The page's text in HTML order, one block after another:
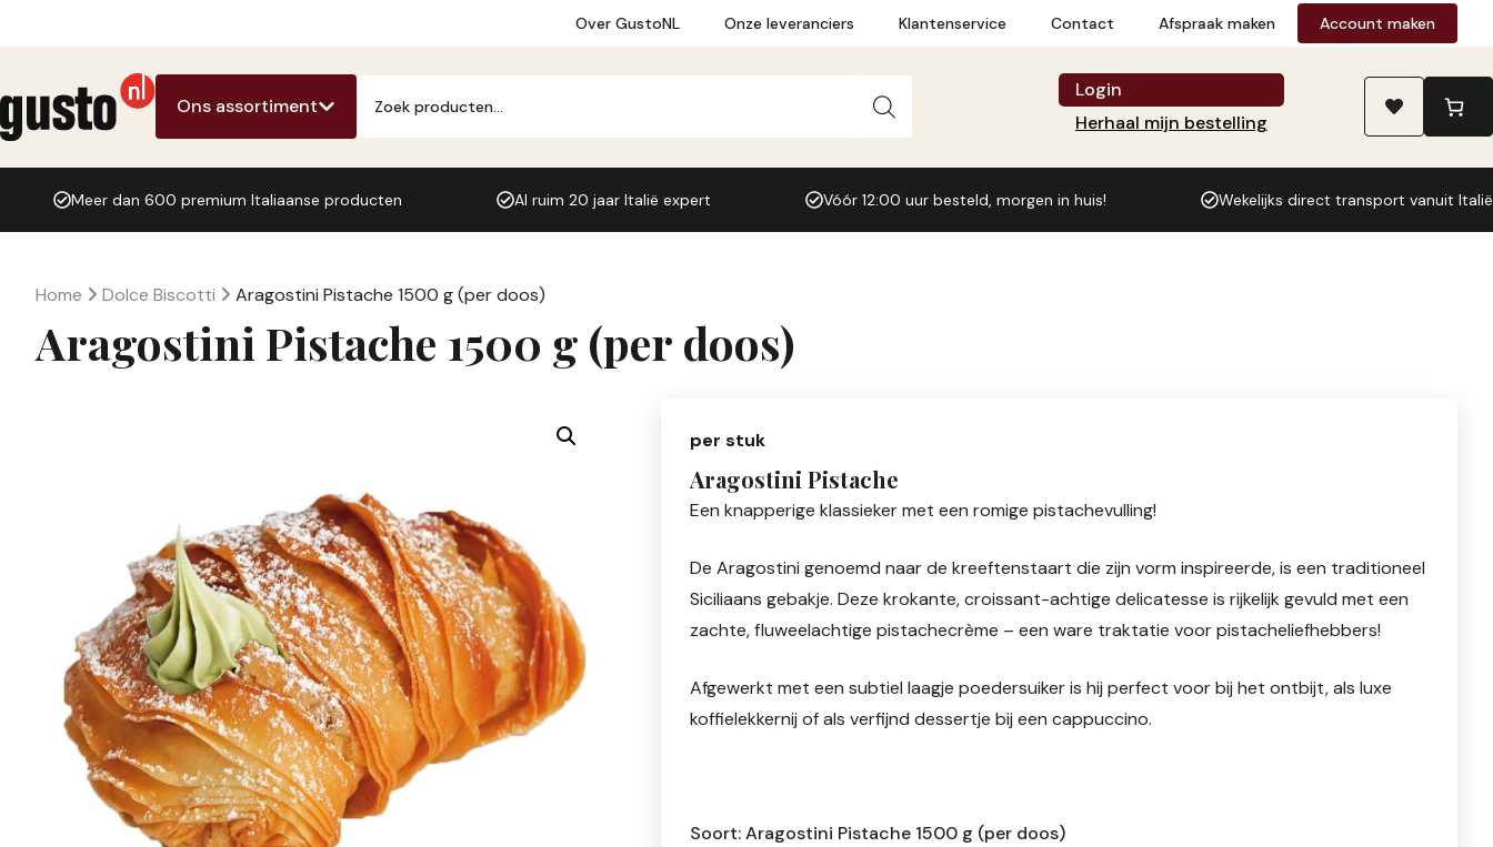
naar
inhoud
Over GustoNL Onze leveranciers Klantenservice Contact Afspraak maken Account maken
Ons assortiment
Producten
zoeken
Login
Herhaal mijn bestelling
Meer dan 600 premium Italiaanse producten Al ruim 20 jaar Italië expert Vóór 12:00 uur besteld, morgen in huis! Wekelijks direct transport vanuit Italië
Home Dolce Biscotti Aragostini Pistache 1500 g (per doos)
Aragostini Pistache 1500 g (per doos)
per stuk
Aragostini Pistache
Een knapperige klassieker met een romige pistachevulling!
De Aragostini genoemd naar de kreeftenstaart die zijn vorm inspireerde, is een traditioneel
Siciliaans gebakje. Deze krokante, croissant-achtige delicatesse is rijkelijk gevuld met een
zachte, fluweelachtige pistachecrème – een ware traktatie voor pistacheliefhebbers!
Afgewerkt met een subtiel laagje poedersuiker is hij perfect voor bij het ontbijt, als luxe
koffielekkernij of als verfijnd dessertje bij een cappuccino.
Soort: Aragostini Pistache 1500 g (per doos)
g